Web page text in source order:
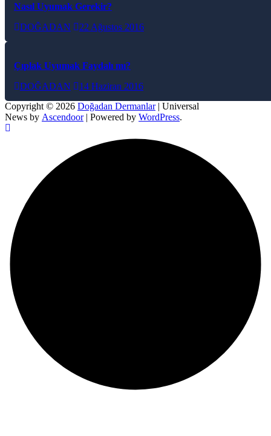
Nasıl Uyumak Gerekir?
DOĞADAN
22 Ağustos 2016
Çıplak Uyumak Faydalı mı?
DOĞADAN
14 Haziran 2016
Copyright © 2026 Doğadan Dermanlar| Universal
News by Ascendoor| Powered by WordPress.